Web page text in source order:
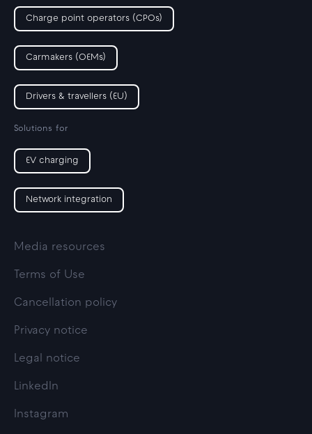
Charge point operators (CPOs)
Carmakers (OEMs)
Drivers & travellers (EU)
Solutions for
EV charging
Network integration
Media resources
Terms of Use
Cancellation policy
Privacy notice
Legal notice
LinkedIn
Instagram